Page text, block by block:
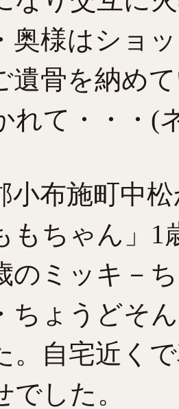
奥様はショ
遺骨を納め
れて・・・(
小布施町中
もちゃん」1
のミッキ－
ちょうどそ
。自宅近く
でした。